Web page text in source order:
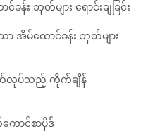
န်း ဘုတ်များ ရောင်းချခြင်း
ာ အိမ်ထောင်ခန်း ဘုတ်များ
တ်လုပ်သည့် ကိုက်ချိန်
ောင်စာပိုဒ်